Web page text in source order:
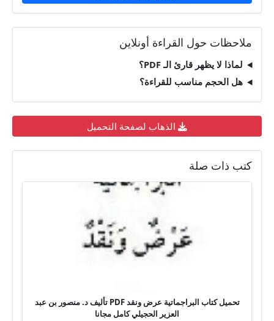
ملاحظات حول القراءة أونلاين
لماذا لا يظهر قارئ الـ PDF؟
هل الحجم مناسب للقراءة؟
الذهاب لصفحة التحميل
كتب ذات صلة
تحميل كتاب البراجماتية عرض ونقد PDF تأليف د. منصور بن عبد
العزير الحجيلي كامل مجانا